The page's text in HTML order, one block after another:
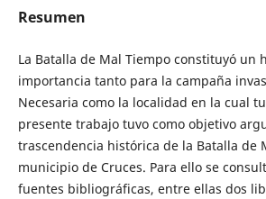
Resumen
La Batalla de Mal Tiempo constituyó un
importancia tanto para la campaña
Necesaria como la localidad en la cual
presente trabajo tuvo como objetivo
trascendencia histórica de la Batalla de
municipio de Cruces. Para ello se
fuentes bibliográficas, entre ellas dos